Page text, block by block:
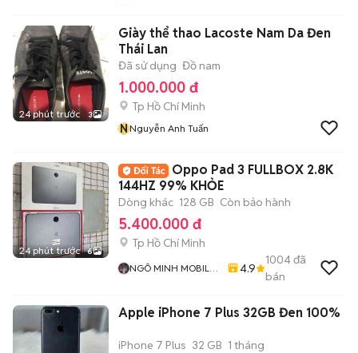
24 phút trước 3
Giày thể thao Lacoste Nam Da Đen
Thái Lan
Đã sử dụng Đồ nam
1.000.000 đ
Tp Hồ Chí Minh
NNguyễn Anh Tuấn
24 phút trước 6
Oppo Pad 3 FULLBOX 2.8K
144HZ 99% KHỎE
Dòng khác 128 GB Còn bảo hành
5.400.000 đ
Tp Hồ Chí Minh
NGÔ MINH MOBILE
4.9
1004đã
bán
Apple iPhone 7 Plus 32GB Đen 100%
iPhone 7 Plus 32 GB 1 tháng